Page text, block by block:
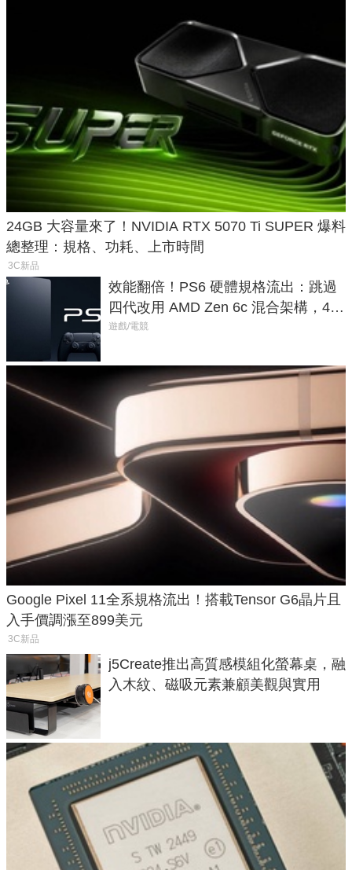
24GB 大容量來了！NVIDIA RTX 5070 Ti SUPER 爆料
總整理：規格、功耗、上市時間
3C新品
效能翻倍！PS6 硬體規格流出：跳過
四代改用 AMD Zen 6c 混合架構，4K
120fps 與全光追時代來臨
遊戲/電競
Google Pixel 11全系規格流出！搭載Tensor G6晶片且
入手價調漲至899美元
3C新品
j5Create推出高質感模組化螢幕桌，融
入木紋、磁吸元素兼顧美觀與實用